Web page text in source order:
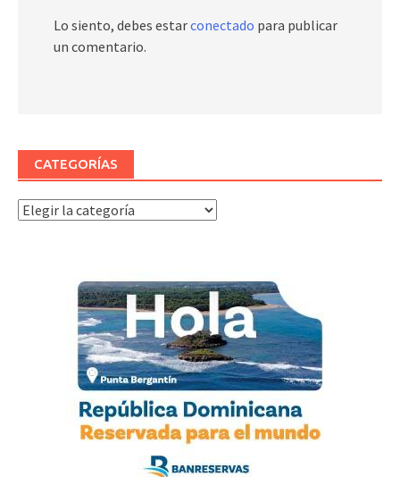
Lo siento, debes estarconectado para publicar
un comentario.
CATEGORÍAS
Categorías